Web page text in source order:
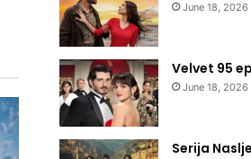
June 18, 2026
Velvet 95
June 18, 2026
Serija